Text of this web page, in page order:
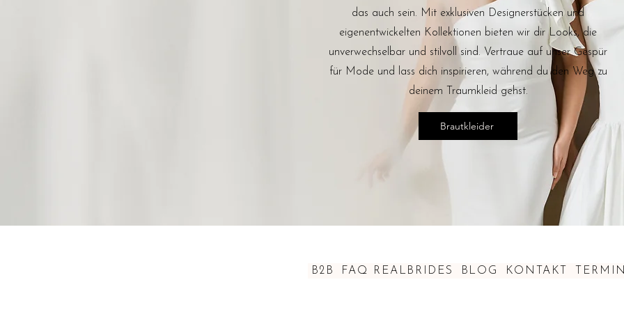
das auch sein. Mit exklusiven Designerstücken und
eigenentwickelten Kollektionen bieten wir dir Looks, die
unverwechselbar und stilvoll sind. Vertraue auf unser Gespür
für Mode und lass dich inspirieren, während du den Weg zu
deinem Traumkleid gehst.
Brautkleider
B2B FAQ REALBRIDES BLOG KONTAKT